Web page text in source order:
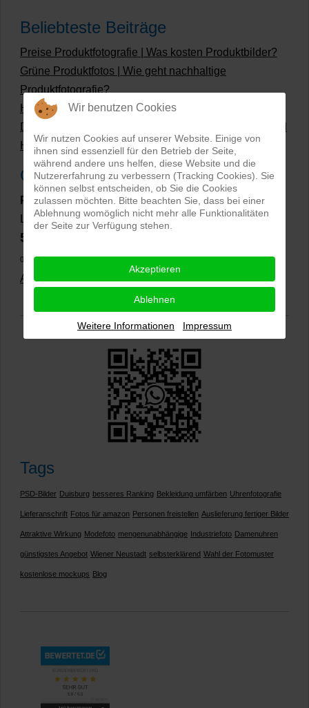
Beliebteste Beiträge
Preise Produktfotografie | Was kosten Produktbilder?
Grüne Produktfotos | Wie geht nachhaltige
Produktfotografie?
Hollow Man Fotografie | Darauf kommt es an!
Dateiformate und Bilder mit transparentem Hintergrund
Hollowman und Produktfotografie
Google Rezensionen
PRO-ducto GmbH , Fotografie und Bildbearbeitung in
Lichtenau
5,0
02.01.2026)
Alle Rezensionen ansehen
Tags
PSD-Bilder Duisburg besseres Ranking Bekleidung umfärben Uhrenfotografie
Lieferanschrift Fotos für amazon Personen freistellen Auslieferung fertiger Bilder
Attraktive Wirkung Modefoto mengenunabhängige Industriefoto Damenuhren
günstigstes Angebot Wiener Neustadt selbsterklärend Wahl der Fotomuster
kostenlose mockups Blog
Wir benutzen Cookies
Wir nutzen Cookies auf unserer Website. Einige von
ihnen sind essenziell für den Betrieb der Seite,
während andere uns helfen, diese Website und die
Nutzererfahrung zu verbessern (Tracking Cookies). Sie
können selbst entscheiden, ob Sie die Cookies
zulassen möchten. Bitte beachten Sie, dass bei einer
Ablehnung womöglich nicht mehr alle Funktionalitäten
der Seite zur Verfügung stehen.
Akzeptieren
Ablehnen
Weitere Informationen Impressum